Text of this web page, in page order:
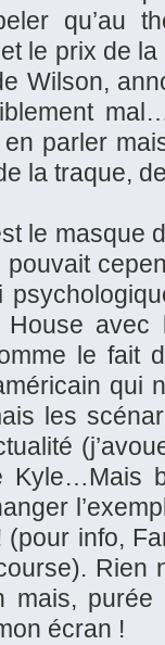
qu’au
le prix de
Wilson,
parler
la traque,
le masque
House
le fait
qui
les
Kyle…Mais
(pour info,
Rien
purée
écran !